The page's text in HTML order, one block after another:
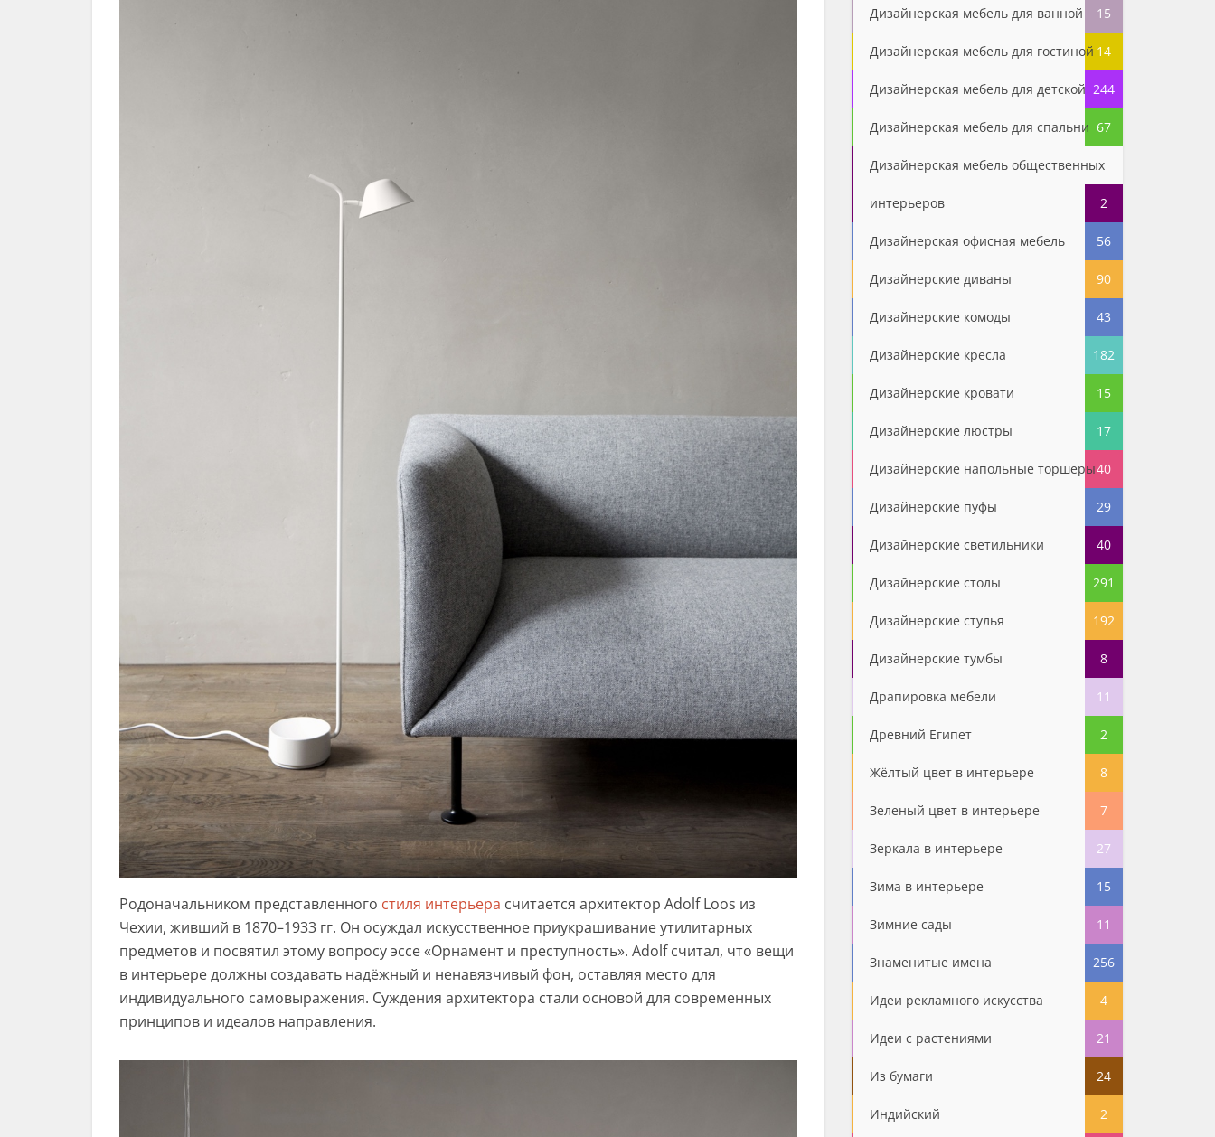
Родоначальником представленного стиля интерьера считается архитектор Adolf Loos из
Чехии, живший в 1870–1933 гг. Он осуждал искусственное приукрашивание утилитарных
предметов и посвятил этому вопросу эссе «Орнамент и преступность». Adolf считал, что вещи
в интерьере должны создавать надёжный и ненавязчивый фон, оставляя место для
индивидуального самовыражения. Суждения архитектора стали основой для современных
принципов и идеалов направления.
Дизайнерская мебель для ванной 15
Дизайнерская мебель для гостиной 14
Дизайнерская мебель для детской 244
Дизайнерская мебель для спальни 67
Дизайнерская мебель общественных
интерьеров 2
Дизайнерская офисная мебель 56
Дизайнерские диваны 90
Дизайнерские комоды 43
Дизайнерские кресла 182
Дизайнерские кровати 15
Дизайнерские люстры 17
Дизайнерские напольные торшеры40
Дизайнерские пуфы 29
Дизайнерские светильники 40
Дизайнерские столы 291
Дизайнерские стулья 192
Дизайнерские тумбы 8
Драпировка мебели 11
Древний Египет 2
Жёлтый цвет в интерьере 8
Зеленый цвет в интерьере 7
Зеркала в интерьере 27
Зима в интерьере 15
Зимние сады 11
Знаменитые имена 256
Идеи рекламного искусства 4
Идеи с растениями 21
Из бумаги 24
Индийский 2